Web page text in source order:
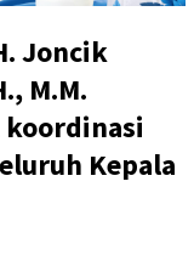
Joncik
M.M.
Kepala